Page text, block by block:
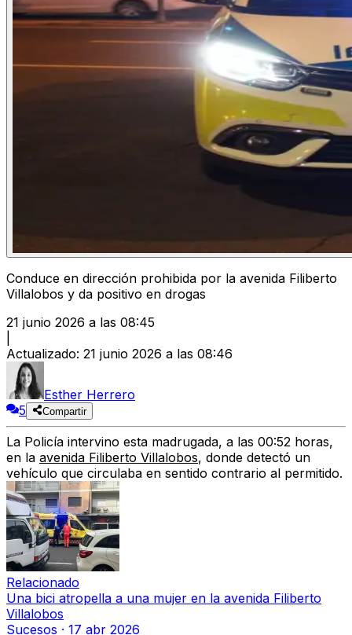
Conduce en dirección prohibida por la avenida Filiberto
Villalobos y da positivo en drogas
21 junio 2026 a las 08:45
Actualizado: 21 junio 2026 a las 08:46
Esther Herrero
5
Compartir
La Policía intervino esta madrugada, a las 00:52 horas,
en la avenida Filiberto Villalobos, donde detectó un
vehículo que circulaba en sentido contrario al permitido.
Relacionado
Una bici atropella a una mujer en la avenida Filiberto
Villalobos
Sucesos · 17 abr 2026